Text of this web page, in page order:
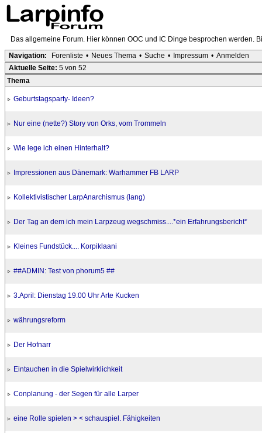
Das allgemeine Forum. Hier können OOC und IC Dinge besprochen werden.
Navigation:
Forenliste • Neues Thema • Suche • Impressum • Anmelden
Aktuelle Seite: 5 von 52
Thema
Geburtstagsparty- Ideen?
Nur eine (nette?) Story von Orks, vom Trommeln
Wie lege ich einen Hinterhalt?
Impressionen aus Dänemark: Warhammer FB LARP
Kollektivistischer LarpAnarchismus (lang)
Der Tag an dem ich mein Larpzeug wegschmiss....*ein Erfahrungsbericht*
Kleines Fundstück.... Korpiklaani
##ADMIN: Test von phorum5 ##
3.April: Dienstag 19.00 Uhr Arte Kucken
währungsreform
Der Hofnarr
Eintauchen in die Spielwirklichkeit
Conplanung - der Segen für alle Larper
eine Rolle spielen > < schauspiel. Fähigkeiten